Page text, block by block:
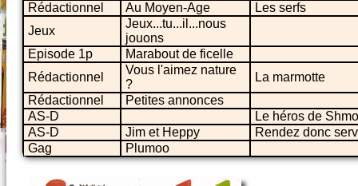
Rédactionnel
Au Moyen-Age
Les serfs
Jeux
Jeux...tu...il...nous
jouons
Episode 1p
Marabout de ficelle
Rédactionnel
Vous l'aimez nature
?
La marmotte
Rédactionnel
Petites annonces
AS-D
Le héros de
AS-D
Jim et Heppy
Rendez donc
Gag
Plumoo